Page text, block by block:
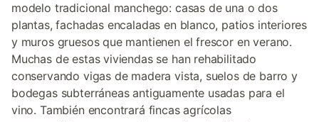
modelo tradicional manchego: casas de una o dos
plantas, fachadas encaladas en blanco, patios interiores
y muros gruesos que mantienen el frescor en verano.
Muchas de estas viviendas se han rehabilitado
conservando vigas de madera vista, suelos de barro y
bodegas subterráneas antiguamente usadas para el
vino. También encontrará fincas agrícolas